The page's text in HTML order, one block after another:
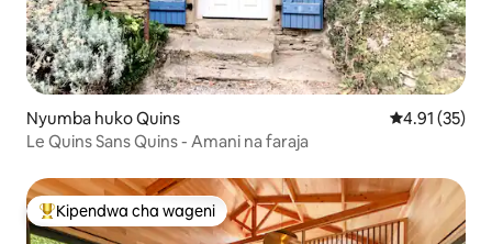
Nyumba huko Quins Ukadiriaji wa
4.91 (35)
Le Quins Sans Quins - Amani na faraja
Kipendwa maarufu cha wageni
Kipendwa cha wageni